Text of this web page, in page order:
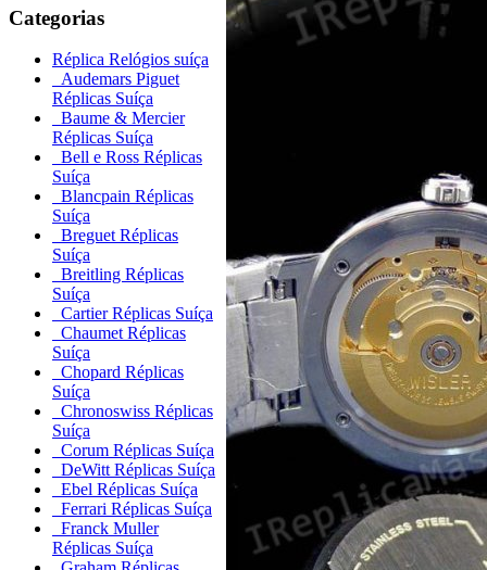
Categorias
Réplica Relógios suíça
Audemars Piguet
Réplicas Suíça
Baume & Mercier
Réplicas Suíça
Bell e Ross Réplicas
Suíça
Blancpain Réplicas
Suíça
Breguet Réplicas
Suíça
Breitling Réplicas
Suíça
Cartier Réplicas Suíça
Chaumet Réplicas
Suíça
Chopard Réplicas
Suíça
Chronoswiss Réplicas
Suíça
Corum Réplicas Suíça
DeWitt Réplicas Suíça
Ebel Réplicas Suíça
Ferrari Réplicas Suíça
Franck Muller
Réplicas Suíça